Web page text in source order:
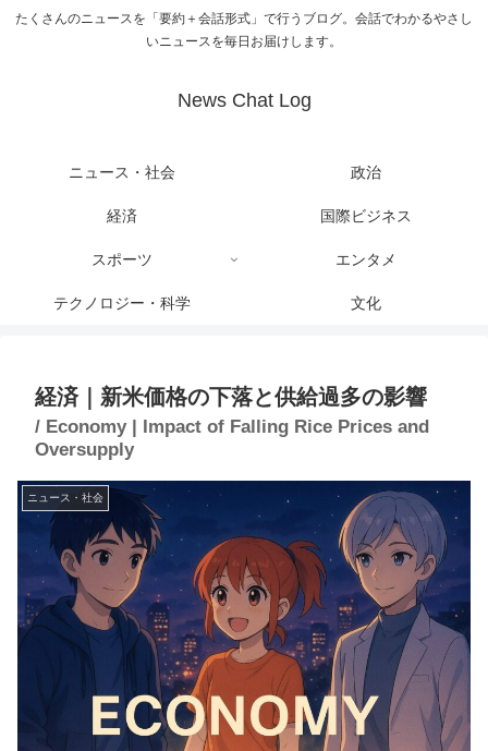
たくさんのニュースを「要約＋会話形式」で行うブログ。会話でわかるやさし
いニュースを毎日お届けします。
News Chat Log
ニュース・社会 政治
経済 国際ビジネス
スポーツ エンタメ
テクノロジー・科学 文化
経済｜新米価格の下落と供給過多の影響
/ Economy | Impact of Falling Rice Prices and
Oversupply
ニュース・社会